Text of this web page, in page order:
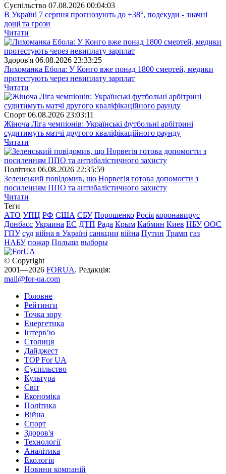
Суспiльство 07.08.2026 00:04:03
В Україні 7 серпня прогнозують до +38°, подекуди - значні
дощі та грози
Читати
Здоров'я 06.08.2026 23:33:25
Лихоманка Ебола: У Конго вже понад 1800 смертей, медики
протестують через невиплату зарплат
Читати
Спорт 06.08.2026 23:03:11
Жіноча Ліга чемпіонів: Українські футбольні арбітрині
судитимуть матчі другого кваліфікаційного раунду
Читати
Полiтика 06.08.2026 22:35:59
Зеленський повідомив, що Норвегія готова допомогти з
посиленням ППО та антибалістичного захисту
Читати
Теги
АТО УПЦ РФ США СБУ Порошенко Росія коронавирус
Донбасс Украина ЕС ДТП Рада Крым Кабмин Киев НБУ ООС
ГПУ суд війна в Україні санкции війна Путин Трамп газ
НАБУ пожар Польша выборы
© Copyright
2001—2026 FORUA. Редакція:
mail@for-ua.com
Головне
Рейтинги
Точка зору
Енергетика
Інтерв’ю
Столиця
Дайджест
TOP For UA
Суспiльство
Культура
Світ
Економіка
Політика
Війна
Спорт
Здоров'я
Технології
Аналітика
Екологія
Новини компаній